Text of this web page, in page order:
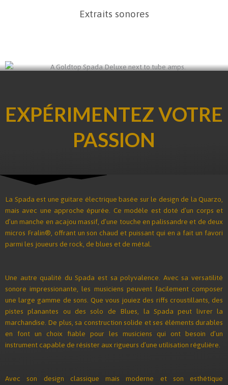
Extraits sonores
EXPÉRIMENTEZ VOTRE
PASSION
La Spada est une guitare électrique basée sur le design de la Quarzo,
mais avec une approche épurée. Ce modèle est doté d’un corps et
d’un manche en acajou massif, d’une touche en palissandre et de deux
micros Fralin®, offrant un son chaud et puissant qui en a fait un favori
parmi les joueurs de rock, de blues et de métal.
Une autre qualité du Spada est sa polyvalence. Avec sa versatilité
sonore impressionante, les musiciens peuvent facilement composer
une large gamme de sons. Que vous jouiez des riffs croustillants, des
pistes planantes ou des solo de Blues, la Spada peut livrer la
marchandise. De plus, sa construction solide et ses éléments durables
en font un choix fiable pour les musiciens qui ont besoin d’un
instrument capable de résister aux rigueurs d’une utilisation régulière.
Avec son design classique mais moderne et son esthétique